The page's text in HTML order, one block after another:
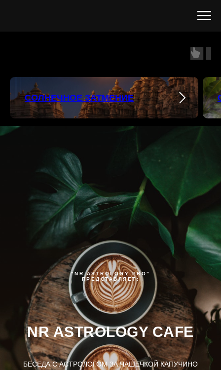
СОЛНЕЧНОЕ ЗАТМЕНИЕ
"NR ASTROLOGY PRO"
ПРЕДСТАВЛЯЕТ:
NR ASTROLOGY CAFE
БЕСЕДА С АСТРОЛОГОМ ЗА ЧАШЕЧКОЙ КАПУЧИНО